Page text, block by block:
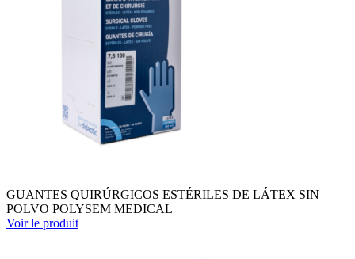
GUANTES QUIRÚRGICOS ESTÉRILES DE LÁTEX SIN
POLVO POLYSEM MEDICAL
Voir le produit